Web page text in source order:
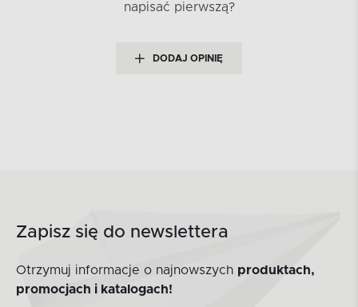
napisać pierwszą?
DODAJ OPINIĘ
Zapisz się do newslettera
Otrzymuj informacje o najnowszych produktach,
promocjach i katalogach!